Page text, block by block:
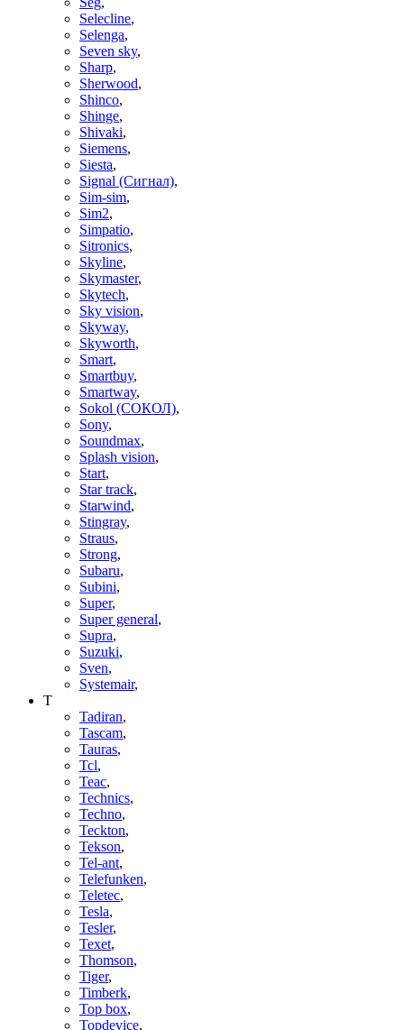
Selecline,
Selenga,
Seven sky,
Sharp,
Sherwood,
Shinco,
Shinge,
Shivaki,
Siemens,
Siesta,
Signal (Сигнал),
Sim-sim,
Sim2,
Simpatio,
Sitronics,
Skyline,
Skymaster,
Skytech,
Sky vision,
Skyway,
Skyworth,
Smart,
Smartbuy,
Smartway,
Sokol (СОКОЛ),
Sony,
Soundmax,
Splash vision,
Start,
Star track,
Starwind,
Stingray,
Straus,
Strong,
Subaru,
Subini,
Super,
Super general,
Supra,
Suzuki,
Sven,
Systemair,
T
Tadiran,
Tascam,
Tauras,
Tcl,
Teac,
Technics,
Techno,
Teckton,
Tekson,
Tel-ant,
Telefunken,
Teletec,
Tesla,
Tesler,
Texet,
Thomson,
Tiger,
Timberk,
Top box,
Topdevice,